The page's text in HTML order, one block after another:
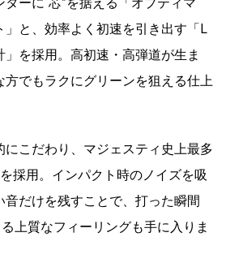
」と、効率よく初速を引き出す「L
を採用。高初速・高弾道が生ま
方でもラクにグリーンを狙える仕上
こだわり、マジェスティ史上最多
を採用。インパクト時のノイズを吸
音だけを残すことで、打った瞬間
上質なフィーリングも手に入りま